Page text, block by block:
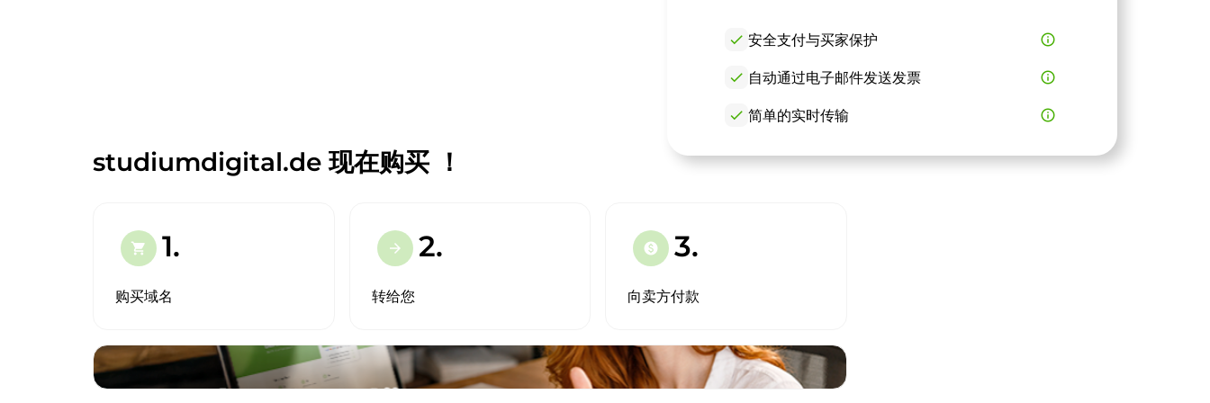
check 安全支付与买家保护 info_outline
check 自动通过电子邮件发送发票 info_outline
check 简单的实时传输 info_outline
studiumdigital.de 现在购买 ！
shopping_cart 1.
购买域名
arrow_forward 2.
转给您
paid 3.
向卖方付款